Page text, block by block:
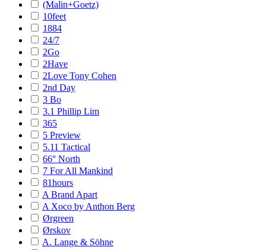
(Malin+Goetz)
10feet
1884
24/7
2Go
2Have
2Love Tony Cohen
2nd Day
3 Bo
3.1 Phillip Lim
365
5 Preview
5.11 Tactical
66° North
7 For All Mankind
81hours
A Brand Apart
A Xoco by Anthon Berg
Ørgreen
Ørskov
A. Lange & Söhne